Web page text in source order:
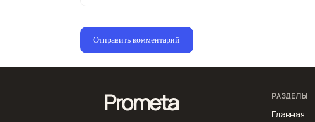
Prometa РАЗДЕЛЫ
Главная